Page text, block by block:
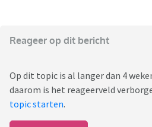
Reageer op dit bericht
Op dit topic is al langer dan 4
daarom is het reageerveld
topic starten.